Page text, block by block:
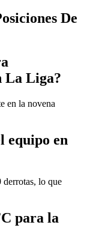
De
La Liga?
en la novena
equipo en
derrotas, lo que
para la